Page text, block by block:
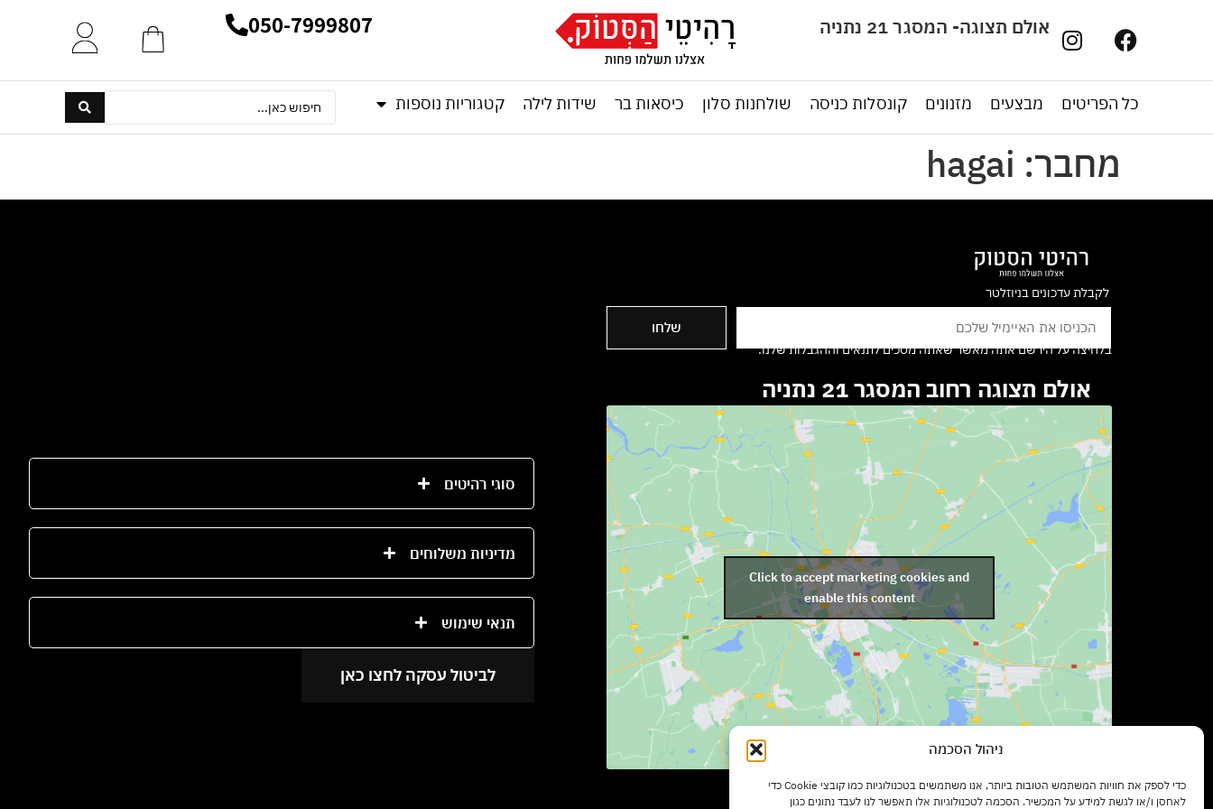
ניהול הסכמה
כדי לספק את חוויות המשתמש הטובות ביותר, אנו משתמשים בטכנולוגיות כמו קובצי Cookie כדי
לאחסן ו/או לגשת למידע על המכשיר. הסכמה לטכנולוגיות אלו תאפשר לנו לעבד נתונים כגון
אולם תצוגה- המסגר 21 נתניה 050-7999807
כל הפריטים מבצעים מזנונים קונסלות כניסה שולחנות סלון כיסאות בר שידות לילה קטגוריות נוספות
מחבר: hagai
לקבלת עדכונים בניוזלטר
שלחו
בלחיצה על הירשם אתה מאשר שאתה מסכים לתנאים וההגבלות שלנו.
אולם תצוגה רחוב המסגר 21 נתניה
Click to accept marketing cookies and
enable this content
שעות פתיחה:
סוגי רהיטים
מדיניות משלוחים
תנאי שימוש
לביטול עסקה לחצו כאן